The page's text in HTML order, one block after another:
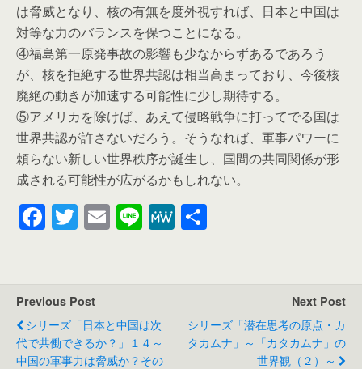
は脅威となり、核の有無を度外視すれば、日本と中国は
対等な力のバランスを保つことになる。
④福島第一原発事故の影響も少なからずあるであろう
が、核を拒絶する世界共認は相当高まっており、今後核
廃絶の動きが加速する可能性に少し期待する。
⑤アメリカを除けば、あえて侵略戦争に打ってでる国は
世界共認が許さないだろう。そうなれば、軍事パワーに
頼らない新しい世界秩序が誕生し、国間の共同関係が形
成される可能性が広がるかもしれない。
F
a
e
b
o
T
wi
er
E
m
Li
n
M
e
Previous Post
シリーズ「日本と中国は次
代で共働できるか？」１４～
中国の軍事力は脅威か？その
Next Post
シリーズ「潜在思考の原点・カ
タカムナ」～「カタカムナ」の
世界観（２）～